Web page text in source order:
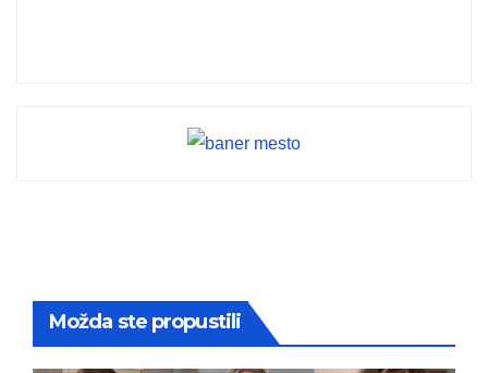
Možda ste propustili